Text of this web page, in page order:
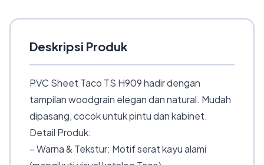
Deskripsi Produk
PVC Sheet Taco TS H909 hadir dengan
tampilan woodgrain elegan dan natural. Mudah
dipasang, cocok untuk pintu dan kabinet.
Detail Produk:
– Warna & Tekstur: Motif serat kayu alami